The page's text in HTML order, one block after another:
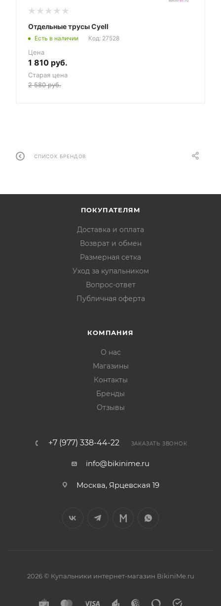
Отдельные трусы Cyell
Есть в наличии Код: 27528
Цена
1 810 руб.
Старая цена
2 580руб.
СПИСОК БРЕНДОВ
ПОКУПАТЕЛЯМ
Доставка и оплата
Возврат и обмен
Размерная сетка
Уход за купальником
Вопрос-ответ
Публичная оферта
КОМПАНИЯ
О нас
Магазины
Контакты
Бренды
Отзывы
+7 (977) 338-44-22 ЗАКАЗАТЬ ЗВОНОК
info@bikinime.ru
Москва, Ярцевская 19
2026 © Купальники интернет-магазин BikiniMe.ru